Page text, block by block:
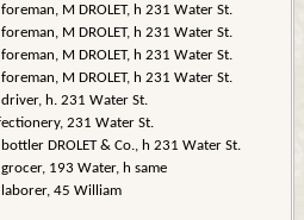
M DROLET, h 231 Water St.
M DROLET, h 231 Water St.
M DROLET, h 231 Water St.
M DROLET, h 231 Water St.
h. 231 Water St.
231 Water St.
DROLET & Co., h 231 Water St.
193 Water, h same
45 William